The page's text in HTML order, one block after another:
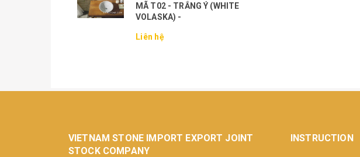
MÃ T02 - TRẮNG Ý (WHITE
VOLASKA) -
Liên hệ
VIETNAM STONE IMPORT EXPORT JOINT
STOCK COMPANY
INSTRUCTION